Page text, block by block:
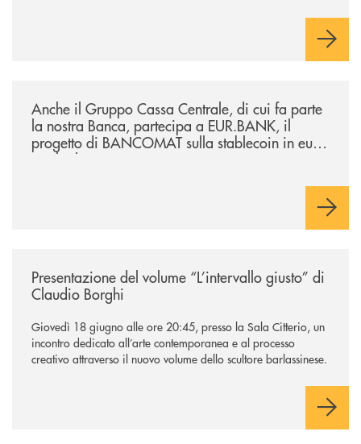
negoziazione esclusiva per la finalizzazione dell’operazione.
Anche il Gruppo Cassa Centrale, di cui fa parte
la nostra Banca, partecipa a EUR.BANK, il
progetto di BANCOMAT sulla stablecoin in euro
e sul relativo ecosistema
Presentazione del volume “L’intervallo giusto” di
Claudio Borghi
Giovedì 18 giugno alle ore 20:45, presso la Sala Citterio, un
incontro dedicato all’arte contemporanea e al processo
creativo attraverso il nuovo volume dello scultore barlassinese.